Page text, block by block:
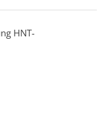
HNT-